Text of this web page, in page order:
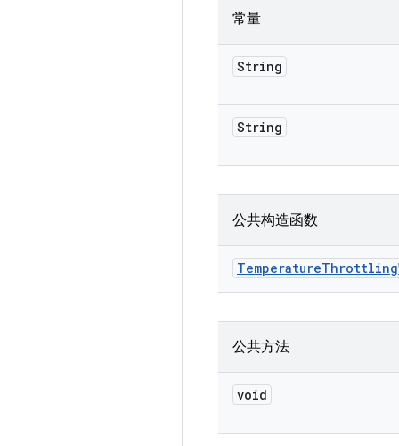
常量
String
String
公共构造函数
TemperatureThrottling
公共方法
void